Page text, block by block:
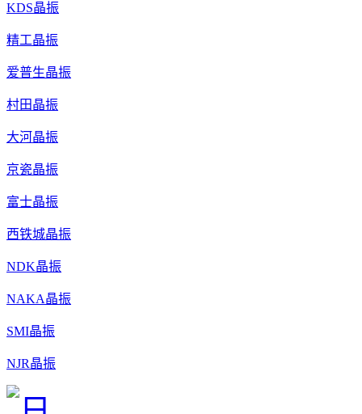
KDS晶振
精工晶振
爱普生晶振
村田晶振
大河晶振
京瓷晶振
富士晶振
西铁城晶振
NDK晶振
NAKA晶振
SMI晶振
NJR晶振